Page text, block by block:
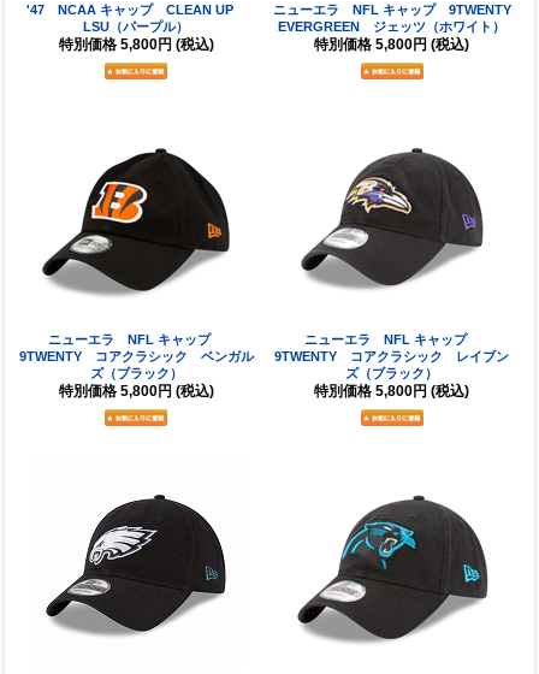
'47 NCAA キャップ CLEAN UP
LSU（パープル）
特別価格 5,800円 (税込)
ニューエラ NFL キャップ 9TWENTY
EVERGREEN ジェッツ（ホワイト）
特別価格 5,800円 (税込)
ニューエラ NFL キャップ
9TWENTY コアクラシック ベンガル
ズ（ブラック）
特別価格 5,800円 (税込)
ニューエラ NFL キャップ
9TWENTY コアクラシック レイブン
ズ（ブラック）
特別価格 5,800円 (税込)